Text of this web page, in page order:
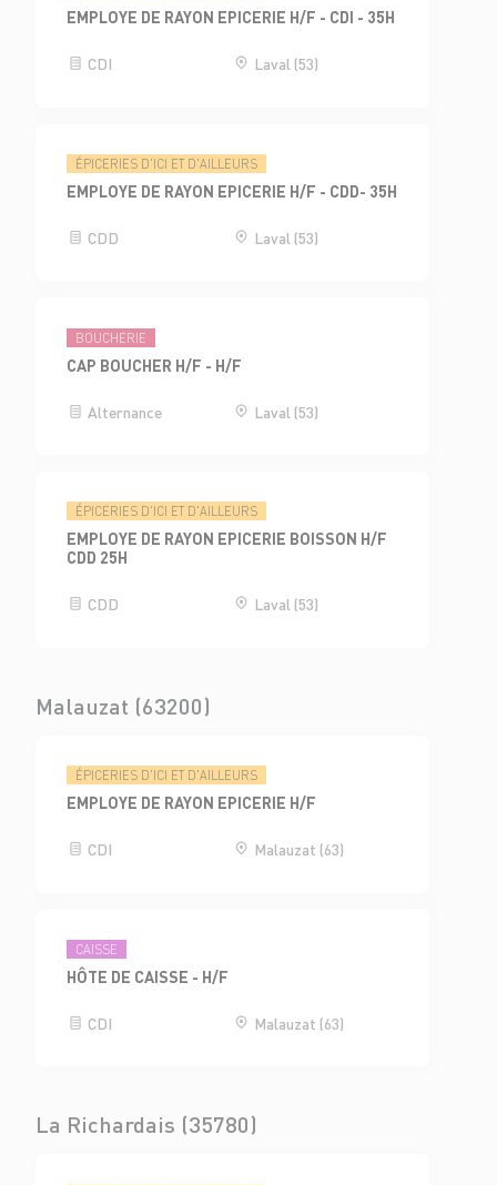
EMPLOYE DE RAYON EPICERIE H/F - CDI - 35H
CDI Laval (53)
ÉPICERIES D'ICI ET D'AILLEURS
EMPLOYE DE RAYON EPICERIE H/F - CDD- 35H
CDD Laval (53)
BOUCHERIE
CAP BOUCHER H/F - H/F
Alternance Laval (53)
ÉPICERIES D'ICI ET D'AILLEURS
EMPLOYE DE RAYON EPICERIE BOISSON H/F
CDD 25H
CDD Laval (53)
Malauzat (63200)
ÉPICERIES D'ICI ET D'AILLEURS
EMPLOYE DE RAYON EPICERIE H/F
CDI Malauzat (63)
CAISSE
HÔTE DE CAISSE - H/F
CDI Malauzat (63)
La Richardais (35780)